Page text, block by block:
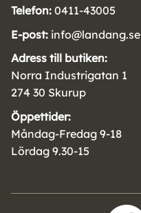
Telefon: 0411-43005
E-post: info@landang.se
Adress till butiken:
Norra Industrigatan 1
274 30 Skurup
Öppettider:
Måndag-Fredag 9-18
Lördag 9.30-15